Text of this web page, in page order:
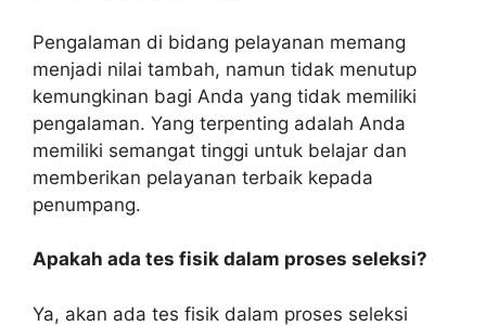
Pengalaman di bidang pelayanan memang
menjadi nilai tambah, namun tidak menutup
kemungkinan bagi Anda yang tidak memiliki
pengalaman. Yang terpenting adalah Anda
memiliki semangat tinggi untuk belajar dan
memberikan pelayanan terbaik kepada
penumpang.
Apakah ada tes fisik dalam proses seleksi?
Ya, akan ada tes fisik dalam proses seleksi